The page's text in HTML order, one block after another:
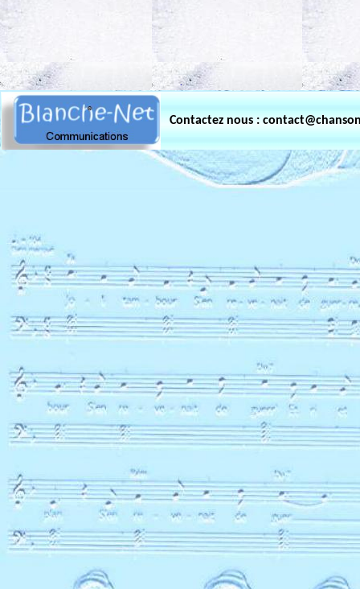
.
Contactez nous :